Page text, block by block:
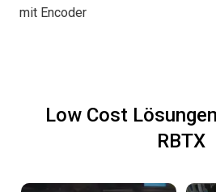
mit Encoder
Low Cost
RBTX